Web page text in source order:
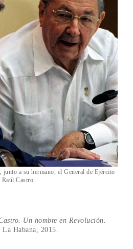
junto a su hermano, el General de Ejército
Raúl Castro.
Un hombre en Revolución.
Habana, 2015.